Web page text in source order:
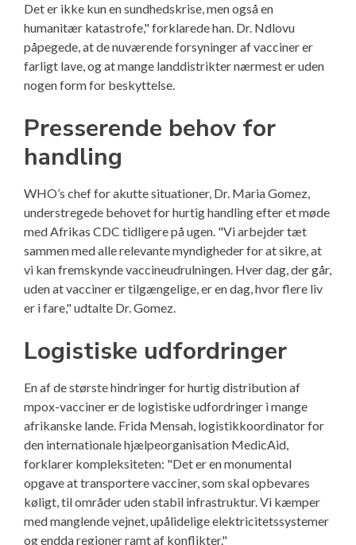
Det er ikke kun en sundhedskrise, men også en
humanitær katastrofe," forklarede han. Dr. Ndlovu
påpegede, at de nuværende forsyninger af vacciner er
farligt lave, og at mange landdistrikter nærmest er uden
nogen form for beskyttelse.
Presserende behov for
handling
WHO’s chef for akutte situationer, Dr. Maria Gomez,
understregede behovet for hurtig handling efter et møde
med Afrikas CDC tidligere på ugen. "Vi arbejder tæt
sammen med alle relevante myndigheder for at sikre, at
vi kan fremskynde vaccineudrulningen. Hver dag, der går,
uden at vacciner er tilgængelige, er en dag, hvor flere liv
er i fare," udtalte Dr. Gomez.
Logistiske udfordringer
En af de største hindringer for hurtig distribution af
mpox-vacciner er de logistiske udfordringer i mange
afrikanske lande. Frida Mensah, logistikkoordinator for
den internationale hjælpeorganisation MedicAid,
forklarer kompleksiteten: "Det er en monumental
opgave at transportere vacciner, som skal opbevares
køligt, til områder uden stabil infrastruktur. Vi kæmper
med manglende vejnet, upålidelige elektricitetssystemer
og endda regioner ramt af konflikter."